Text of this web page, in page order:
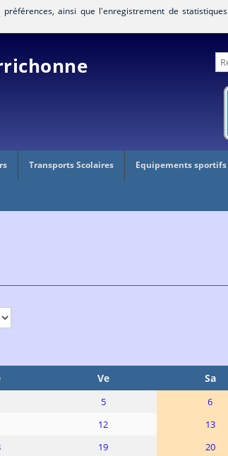
ainsi que l'enregistrement de statistiques
Transports Scolaires Equipements sportifs
Ve Sa
5 6
12 13
19 20